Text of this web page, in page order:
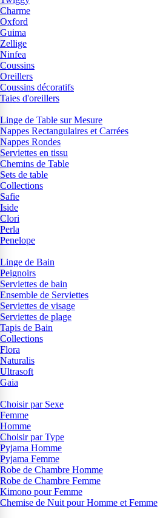
Charme
Oxford
Guima
Zellige
Ninfea
Coussins
Oreillers
Coussins décoratifs
Taies d'oreillers
Linge de Table sur Mesure
Nappes Rectangulaires et Carrées
Nappes Rondes
Serviettes en tissu
Chemins de Table
Sets de table
Collections
Safie
Iside
Clori
Perla
Penelope
Linge de Bain
Peignoirs
Serviettes de bain
Ensemble de Serviettes
Serviettes de visage
Serviettes de plage
Tapis de Bain
Collections
Flora
Naturalis
Ultrasoft
Gaia
Choisir par Sexe
Femme
Homme
Choisir par Type
Pyjama Homme
Pyjama Femme
Robe de Chambre Homme
Robe de Chambre Femme
Kimono pour Femme
Chemise de Nuit pour Homme et Femme